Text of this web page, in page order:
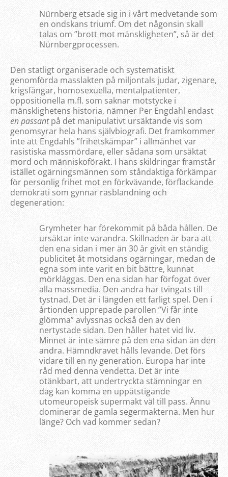
Nürnberg etsade sig in i vårt medvetande som
en ondskans triumf. Om det någonsin skall
talas om ”brott mot mänskligheten”, så är det
Nürnbergprocessen.
Den statligt organiserade och systematiskt
genomförda masslakten på miljontals judar, zigenare,
krigsfångar, homosexuella, mentalpatienter,
oppositionella m.fl. som saknar motstycke i
mänsklighetens historia, nämner Per Engdahl endast
en passantpå det manipulativt ursäktande vis som
genomsyrar hela hans självbiografi. Det framkommer
inte att Engdahls ”frihetskämpar” i allmänhet var
rasistiska massmördare, eller sådana som ursäktat
mord och människoförakt. I hans skildringar framstår
istället ogärningsmännen som ståndaktiga förkämpar
för personlig frihet mot en förkvävande, förflackande
demokrati som gynnar rasblandning och
degeneration:
Grymheter har förekommit på båda hållen. De
ursäktar inte varandra. Skillnaden är bara att
den ena sidan i mer än 30 år givit en ständig
publicitet åt motsidans ogärningar, medan de
egna som inte varit en bit bättre, kunnat
mörkläggas. Den ena sidan har förfogat över
alla massmedia. Den andra har tvingats till
tystnad. Det är i längden ett farligt spel. Den i
årtionden upprepade parollen ”Vi får inte
glömma” avlyssnas också den av den
nertystade sidan. Den håller hatet vid liv.
Minnet är inte sämre på den ena sidan än den
andra. Hämndkravet hålls levande. Det förs
vidare till en ny generation. Europa har inte
råd med denna vendetta. Det är inte
otänkbart, att undertryckta stämningar en
dag kan komma en uppåtstigande
utomeuropeisk supermakt väl till pass. Ännu
dominerar de gamla segermakterna. Men hur
länge? Och vad kommer sedan?